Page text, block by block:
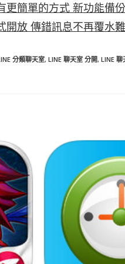
更簡單的方式 新功能備
開放 傳錯訊息不再覆水
分類聊天室, LINE 聊天室 分開, LINE 聊